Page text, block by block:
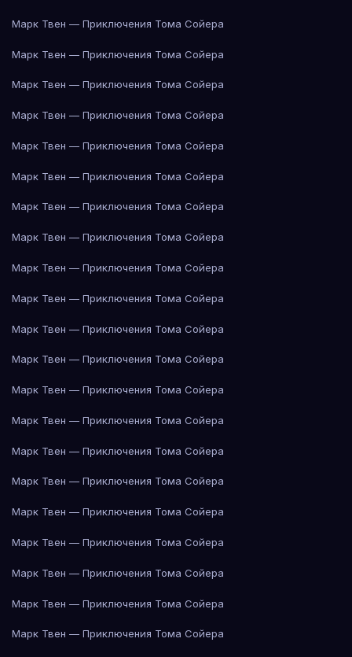
Марк Твен — Приключения Тома Сойера
Марк Твен — Приключения Тома Сойера
Марк Твен — Приключения Тома Сойера
Марк Твен — Приключения Тома Сойера
Марк Твен — Приключения Тома Сойера
Марк Твен — Приключения Тома Сойера
Марк Твен — Приключения Тома Сойера
Марк Твен — Приключения Тома Сойера
Марк Твен — Приключения Тома Сойера
Марк Твен — Приключения Тома Сойера
Марк Твен — Приключения Тома Сойера
Марк Твен — Приключения Тома Сойера
Марк Твен — Приключения Тома Сойера
Марк Твен — Приключения Тома Сойера
Марк Твен — Приключения Тома Сойера
Марк Твен — Приключения Тома Сойера
Марк Твен — Приключения Тома Сойера
Марк Твен — Приключения Тома Сойера
Марк Твен — Приключения Тома Сойера
Марк Твен — Приключения Тома Сойера
Марк Твен — Приключения Тома Сойера